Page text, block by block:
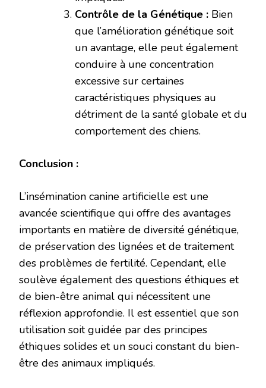
Contrôle de la Génétique : Bien
que l’amélioration génétique soit
un avantage, elle peut également
conduire à une concentration
excessive sur certaines
caractéristiques physiques au
détriment de la santé globale et du
comportement des chiens.
Conclusion :
L’insémination canine artificielle est une
avancée scientifique qui offre des avantages
importants en matière de diversité génétique,
de préservation des lignées et de traitement
des problèmes de fertilité. Cependant, elle
soulève également des questions éthiques et
de bien-être animal qui nécessitent une
réflexion approfondie. Il est essentiel que son
utilisation soit guidée par des principes
éthiques solides et un souci constant du bien-
être des animaux impliqués.